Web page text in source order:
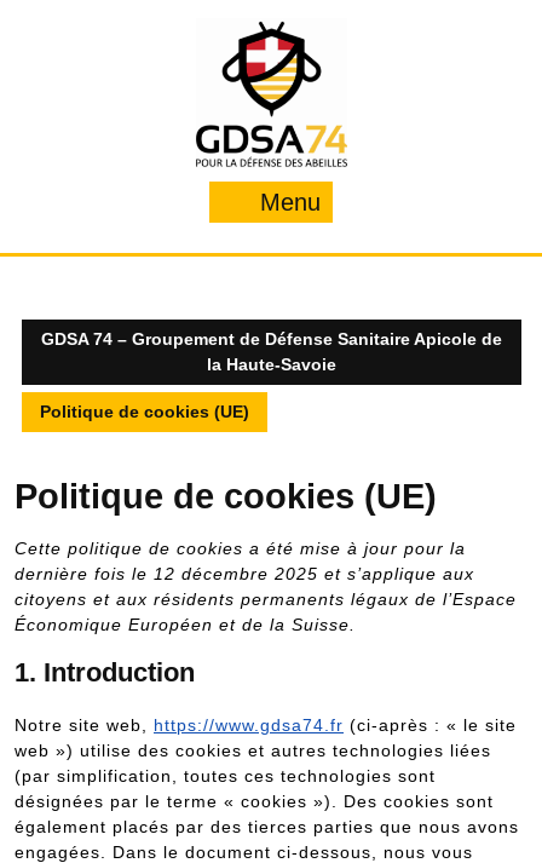
Menu
GDSA 74 – Groupement de Défense Sanitaire Apicole de
la Haute-Savoie
Politique de cookies (UE)
Politique de cookies (UE)
Cette politique de cookies a été mise à jour pour la
dernière fois le 12 décembre 2025 et s’applique aux
citoyens et aux résidents permanents légaux de l’Espace
Économique Européen et de la Suisse.
1. Introduction
Notre site web, https://www.gdsa74.fr (ci-après : « le site
web ») utilise des cookies et autres technologies liées
(par simplification, toutes ces technologies sont
désignées par le terme « cookies »). Des cookies sont
également placés par des tierces parties que nous avons
engagées. Dans le document ci-dessous, nous vous